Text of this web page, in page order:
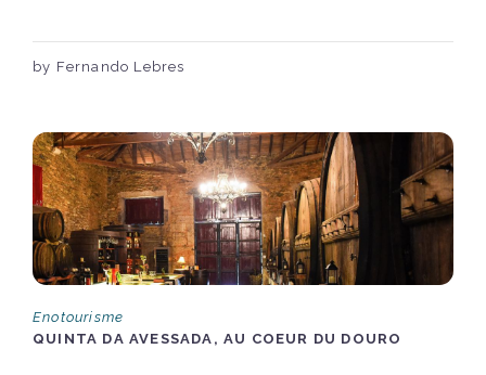
by Fernando Lebres
Enotourisme
QUINTA DA AVESSADA, AU COEUR DU DOURO